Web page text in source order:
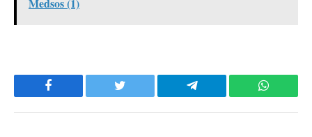
Medsos (1)
Facebook Twitter Telegram